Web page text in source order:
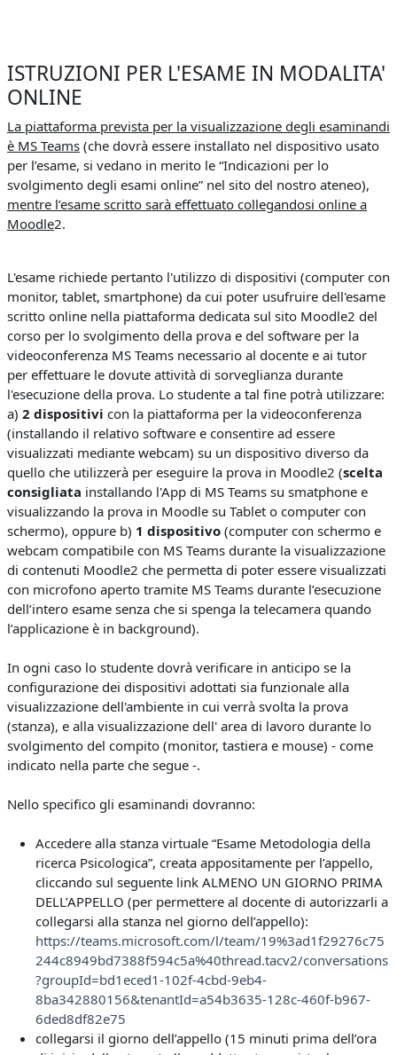
ISTRUZIONI PER L'ESAME IN MODALITA'
ONLINE
La piattaforma prevista per la visualizzazione degli esaminandi
è MS Teams (che dovrà essere installato nel dispositivo usato
per l’esame, si vedano in merito le “Indicazioni per lo
svolgimento degli esami online” nel sito del nostro ateneo),
mentre l’esame scritto sarà effettuato collegandosi online a
Moodle2.
L'esame richiede pertanto l'utilizzo di dispositivi (computer con
monitor, tablet, smartphone) da cui poter usufruire dell'esame
scritto online nella piattaforma dedicata sul sito Moodle2 del
corso per lo svolgimento della prova e del software per la
videoconferenza MS Teams necessario al docente e ai tutor
per effettuare le dovute attività di sorveglianza durante
l'esecuzione della prova. Lo studente a tal fine potrà utilizzare:
a) 2 dispositivi con la piattaforma per la videoconferenza
(installando il relativo software e consentire ad essere
visualizzati mediante webcam) su un dispositivo diverso da
quello che utilizzerà per eseguire la prova in Moodle2 (scelta
consigliata installando l'App di MS Teams su smatphone e
visualizzando la prova in Moodle su Tablet o computer con
schermo), oppure b) 1 dispositivo (computer con schermo e
webcam compatibile con MS Teams durante la visualizzazione
di contenuti Moodle2 che permetta di poter essere visualizzati
con microfono aperto tramite MS Teams durante l’esecuzione
dell’intero esame senza che si spenga la telecamera quando
l’applicazione è in background).
In ogni caso lo studente dovrà verificare in anticipo se la
configurazione dei dispositivi adottati sia funzionale alla
visualizzazione dell'ambiente in cui verrà svolta la prova
(stanza), e alla visualizzazione dell' area di lavoro durante lo
svolgimento del compito (monitor, tastiera e mouse) - come
indicato nella parte che segue -.
Nello specifico gli esaminandi dovranno:
Accedere alla stanza virtuale “Esame Metodologia della
ricerca Psicologica”, creata appositamente per l’appello,
cliccando sul seguente link ALMENO UN GIORNO PRIMA
DELL’APPELLO (per permettere al docente di autorizzarli a
collegarsi alla stanza nel giorno dell’appello):
https://teams.microsoft.com/l/team/19%3ad1f29276c75
244c8949bd7388f594c5a%40thread.tacv2/conversations
?groupId=bd1eced1-102f-4cbd-9eb4-
8ba342880156&tenantId=a54b3635-128c-460f-b967-
6ded8df82e75
collegarsi il giorno dell’appello (15 minuti prima dell’ora